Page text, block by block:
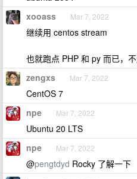
xooass Mar 7, 2022
继续用 centos stream
也就跑点 PHP 和 py 而已，
zengxs Mar 7, 2022
CentOS 7
npe Mar 7, 2022
Ubuntu 20 LTS
npe Mar 7, 2022
@pengtdyd Rocky 了解一下